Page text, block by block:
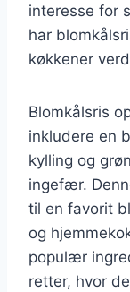
interesse for
har
køkkener
Blomkålsris
inkludere en
kylling og
ingefær.
til en favorit
og
populær
retter, hvor